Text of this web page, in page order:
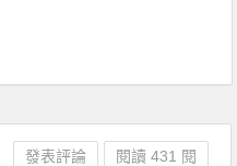
發表評論 閱讀 431 閱